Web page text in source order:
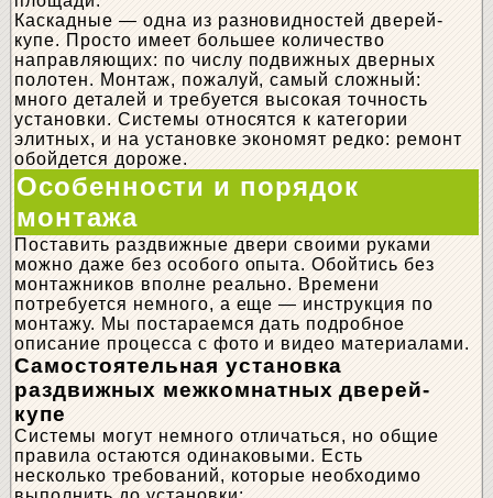
Каскадные — одна из разновидностей дверей-
купе. Просто имеет большее количество
направляющих: по числу подвижных дверных
полотен. Монтаж, пожалуй, самый сложный:
много деталей и требуется высокая точность
установки. Системы относятся к категории
элитных, и на установке экономят редко: ремонт
обойдется дороже.
Особенности и порядок
монтажа
Поставить раздвижные двери своими руками
можно даже без особого опыта. Обойтись без
монтажников вполне реально. Времени
потребуется немного, а еще — инструкция по
монтажу. Мы постараемся дать подробное
описание процесса с фото и видео материалами.
Самостоятельная установка
раздвижных межкомнатных дверей-
купе
Системы могут немного отличаться, но общие
правила остаются одинаковыми. Есть
несколько требований, которые необходимо